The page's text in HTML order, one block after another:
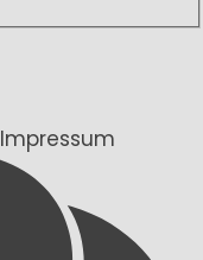
Impressum